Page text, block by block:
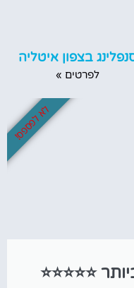
בצפון איטליה
לפרטים »
⭐⭐⭐⭐⭐
לא לפספס!